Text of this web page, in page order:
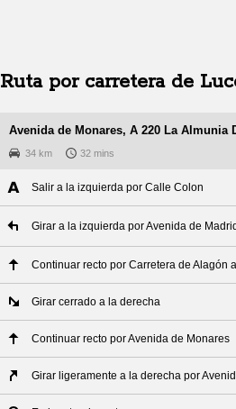
Ruta por carretera de
Avenida de Monares, A 220 La Almunia
34 km 32 mins
Salir a la izquierda por Calle Colon
Girar a la izquierda por Avenida de Madrid
Continuar recto por Carretera de Alagón
Girar cerrado a la derecha
Continuar recto por Avenida de Monares
Girar ligeramente a la derecha por